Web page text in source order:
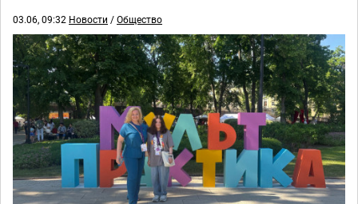
03.06, 09:32 Новости /Общество